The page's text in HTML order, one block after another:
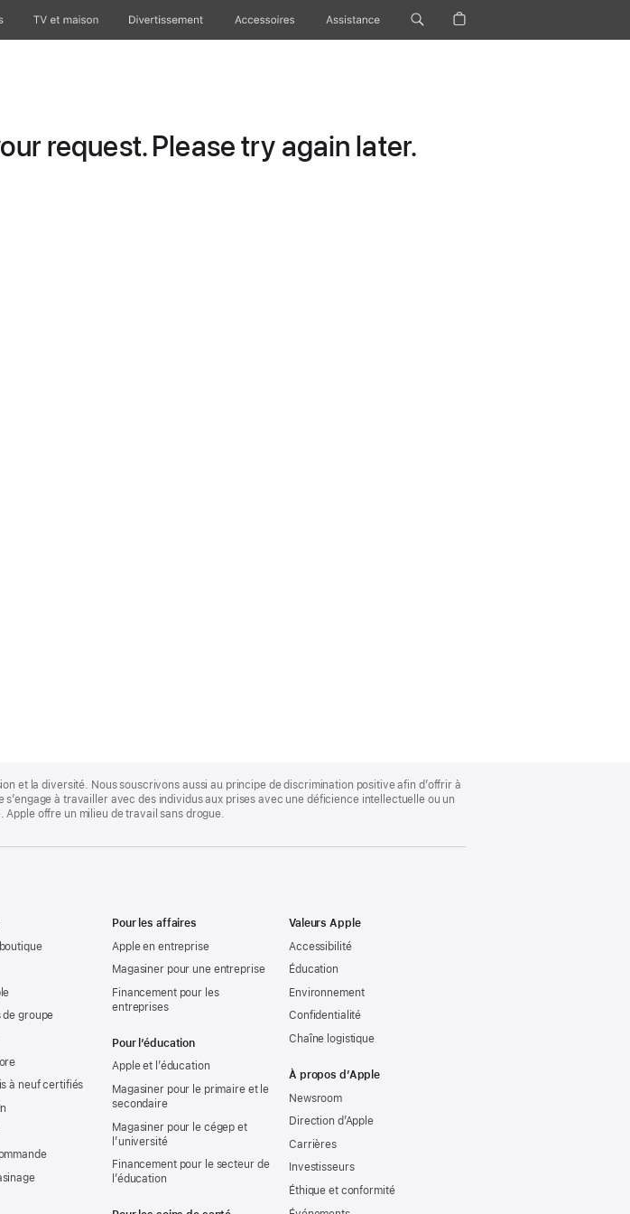
TV et maison Divertissement Accessoires Assistance
request. Please try again later.
et la diversité. Nous souscrivons aussi au principe de discrimination positive afin d’offrir à
à travailler avec des individus aux prises avec une déficience intellectuelle ou un
Apple offre un milieu de travail sans drogue.
de groupe
à neuf certifiés
Pour les affaires
Apple en entreprise
Magasiner pour une entreprise
Financement pour les
entreprises
Pour l’éducation
Apple et l’éducation
Magasiner pour le primaire et le
secondaire
Magasiner pour le cégep et
l’université
Financement pour le secteur de
l’éducation
Valeurs Apple
Accessibilité
Éducation
Environnement
Confidentialité
Chaîne logistique
À propos d’Apple
Newsroom
Direction d’Apple
Carrières
Investisseurs
Éthique et conformité